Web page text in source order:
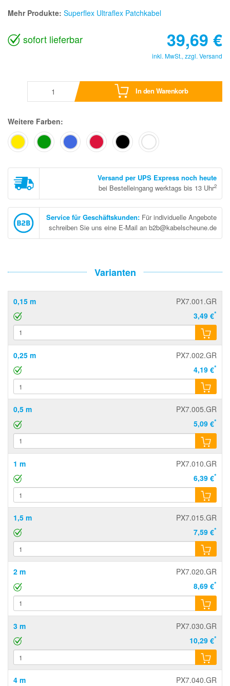
Mehr Produkte: Superflex Ultraflex Patchkabel
sofort lieferbar 39,69 €
inkl. MwSt., zzgl. Versand
In den Warenkorb
Weitere Farben:
Versand per UPS Express noch heute
bei Bestelleingang werktags bis 13 Uhr2
Service für Geschäftskunden: Für individuelle Angebote
schreiben Sie uns eine E-Mail an b2b@kabelscheune.de
Varianten
0,15 m
PX7.001.GR
3,49 €*
0,25 m
PX7.002.GR
4,19 €*
0,5 m
PX7.005.GR
5,09 €*
1 m
PX7.010.GR
6,39 €*
1,5 m
PX7.015.GR
7,59 €*
2 m
PX7.020.GR
8,69 €*
3 m
PX7.030.GR
10,29 €*
4 m
PX7.040.GR